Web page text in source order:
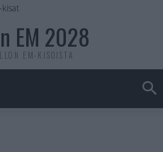
kisat
EM 2028
EM-KISOISTA